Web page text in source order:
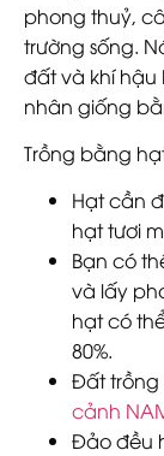
phong thuỷ,
trường sống.
đất và khí hậu
nhân giống
Trồng bằng
Hạt cần
hạt tươi
Bạn có
và lấy
hạt có
80%.
Đất trồng
cảnh
Đảo đều